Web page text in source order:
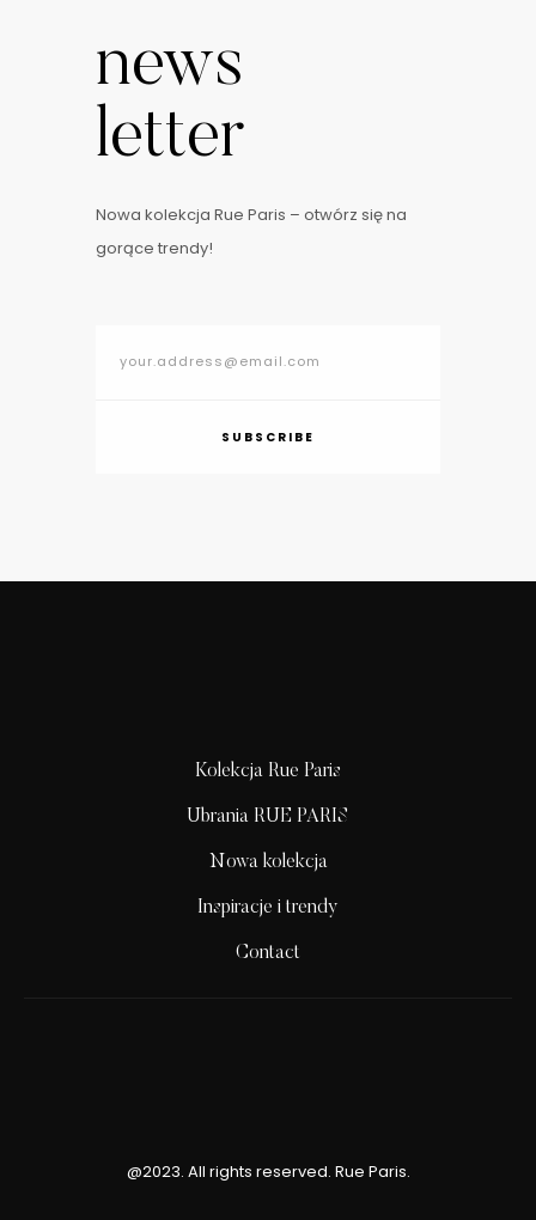
news
letter
Nowa kolekcja Rue Paris – otwórz się na
gorące trendy!
SUBSCRIBE
Kolekcja Rue Paris
Ubrania RUE PARIS
Nowa kolekcja
Inspiracje i trendy
Contact
@2023. All rights reserved. Rue Paris.